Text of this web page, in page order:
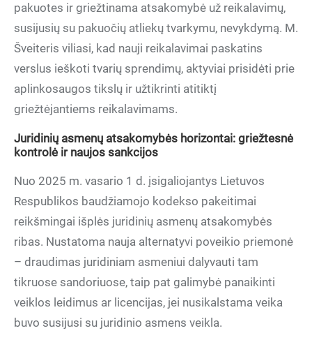
pakuotes ir griežtinama atsakomybė už reikalavimų,
susijusių su pakuočių atliekų tvarkymu, nevykdymą. M.
Šveiteris viliasi, kad nauji reikalavimai paskatins
verslus ieškoti tvarių sprendimų, aktyviai prisidėti prie
aplinkosaugos tikslų ir užtikrinti atitiktį
griežtėjantiems reikalavimams.
Juridinių asmenų atsakomybės horizontai: griežtesnė
kontrolė ir naujos sankcijos
Nuo 2025 m. vasario 1 d. įsigaliojantys Lietuvos
Respublikos baudžiamojo kodekso pakeitimai
reikšmingai išplės juridinių asmenų atsakomybės
ribas. Nustatoma nauja alternatyvi poveikio priemonė
– draudimas juridiniam asmeniui dalyvauti tam
tikruose sandoriuose, taip pat galimybė panaikinti
veiklos leidimus ar licencijas, jei nusikalstama veika
buvo susijusi su juridinio asmens veikla.